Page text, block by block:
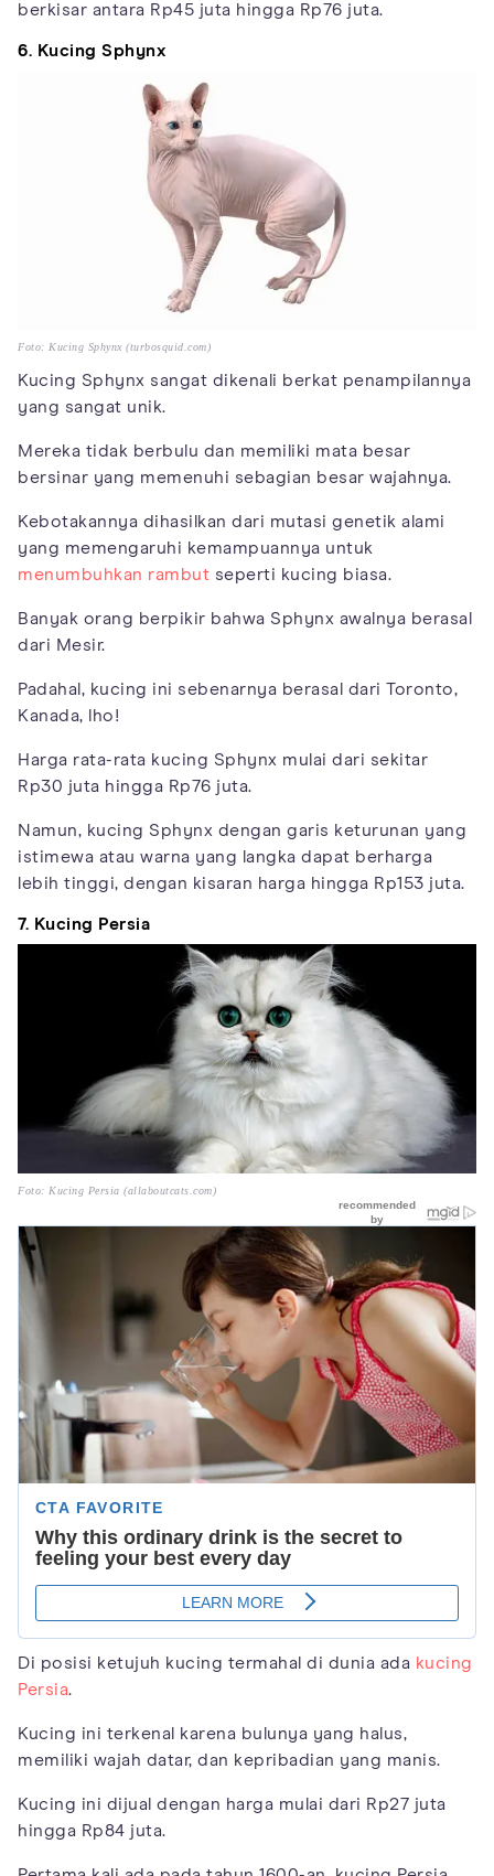
berkisar antara Rp45 juta hingga Rp76 juta.
6. Kucing Sphynx
Foto: Kucing Sphynx (turbosquid.com)
Kucing Sphynx sangat dikenali berkat penampilannya
yang sangat unik.
Mereka tidak berbulu dan memiliki mata besar
bersinar yang memenuhi sebagian besar wajahnya.
Kebotakannya dihasilkan dari mutasi genetik alami
yang memengaruhi kemampuannya untuk
menumbuhkan rambut seperti kucing biasa.
Banyak orang berpikir bahwa Sphynx awalnya berasal
dari Mesir.
Padahal, kucing ini sebenarnya berasal dari Toronto,
Kanada, lho!
Harga rata-rata kucing Sphynx mulai dari sekitar
Rp30 juta hingga Rp76 juta.
Namun, kucing Sphynx dengan garis keturunan yang
istimewa atau warna yang langka dapat berharga
lebih tinggi, dengan kisaran harga hingga Rp153 juta.
7. Kucing Persia
Foto: Kucing Persia (allaboutcats.com)
Di posisi ketujuh kucing termahal di dunia ada kucing
Persia.
Kucing ini terkenal karena bulunya yang halus,
memiliki wajah datar, dan kepribadian yang manis.
Kucing ini dijual dengan harga mulai dari Rp27 juta
hingga Rp84 juta.